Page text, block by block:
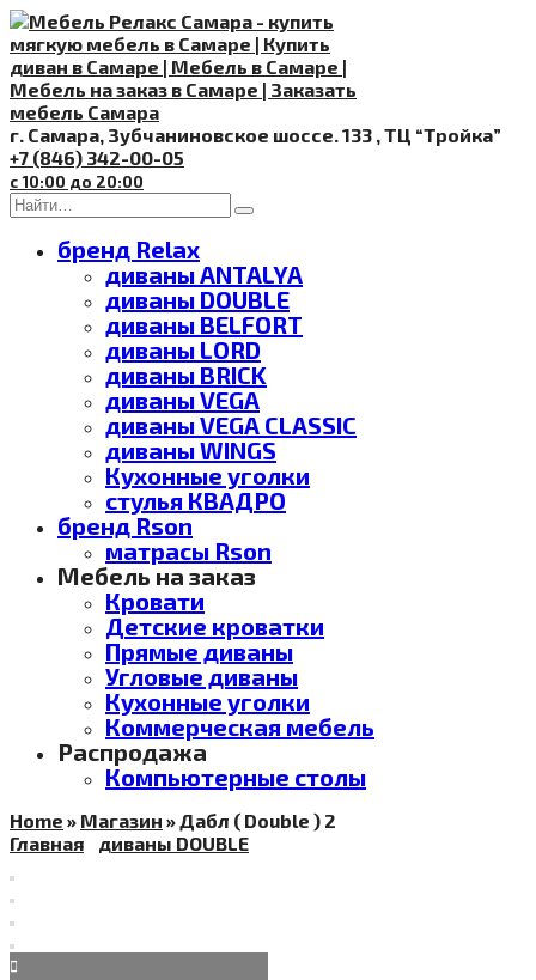
Перейти
к
содержанию
г. Самара, Зубчаниновское шоссе. 133 , ТЦ “Тройка”
+7 (846) 342-00-05
с 10:00 до 20:00
Search
for:
бренд Relax
диваны ANTALYA
диваны DOUBLE
диваны BELFORT
диваны LORD
диваны BRICK
диваны VEGA
диваны VEGA CLASSIC
диваны WINGS
Кухонные уголки
стулья КВАДРО
бренд Rson
матрасы Rson
Мебель на заказ
Кровати
Детские кроватки
Прямые диваны
Угловые диваны
Кухонные уголки
Коммерческая мебель
Распродажа
Компьютерные столы
Home » Магазин »Дабл ( Double ) 2
Главная
диваны DOUBLE